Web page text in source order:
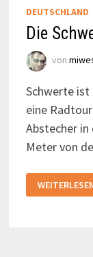
DEUTSCHLAND
Die
von
Schwerte ist
eine
Abstecher
Meter von
SCHWERTER
ALTSTADT